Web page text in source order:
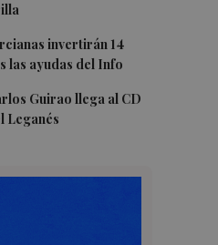
invertirán 14
las ayudas del Info
Guirao llega al CD
Leganés